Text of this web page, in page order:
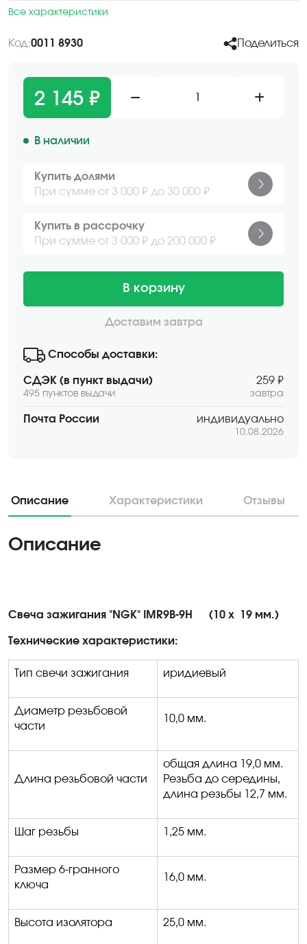
Все характеристики
Код:0011 8930 Поделиться
2 145 ₽
В наличии
Купить долями
При сумме от 3 000 ₽ до 30 000 ₽
Купить в рассрочку
При сумме от 3 000 ₽ до 200 000 ₽
В корзину
Доставим завтра
Способы доставки:
СДЭК (в пункт выдачи)
495 пунктов выдачи
259 ₽
завтра
Почта России индивидуально
10.08.2026
Описание Характеристики Отзывы
Описание
Свеча зажигания "NGK" IMR9B-9H (10 х 19 мм.)
Технические характеристики:
Тип свечи зажигания иридиевый
Диаметр резьбовой
части
10,0 мм.
Длина резьбовой части
общая длина 19,0 мм.
Резьба до середины,
длина резьбы 12,7 мм.
Шаг резьбы 1,25 мм.
Размер 6-гранного
ключа
16,0 мм.
Высота изолятора 25,0 мм.